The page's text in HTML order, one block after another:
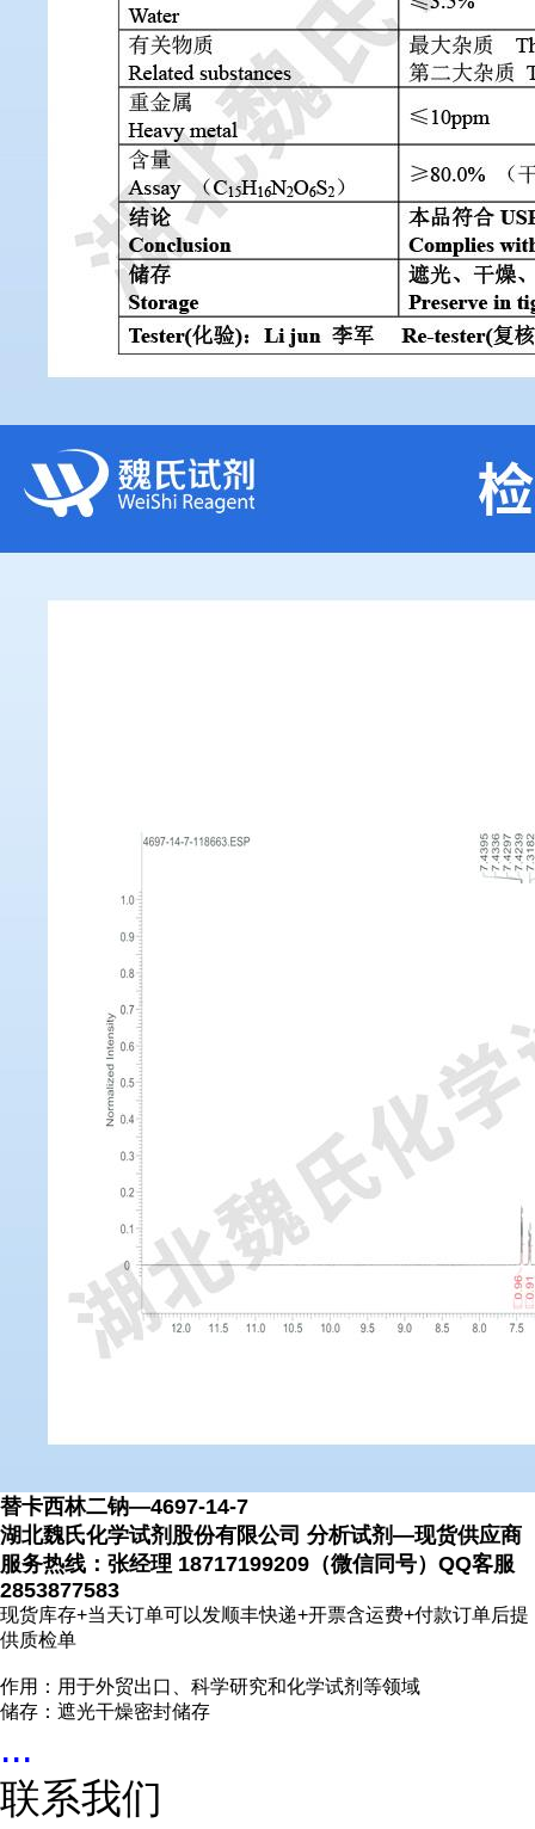
替卡西林二钠—4697-14-7
湖北魏氏化学试剂股份有限公司 分析试剂—现货供应商
服务热线：张经理 18717199209（微信同号）QQ客服
2853877583
现货库存+当天订单可以发顺丰快递+开票含运费+付款订单后提
供质检单
作用：用于外贸出口、科学研究和化学试剂等领域
储存：遮光干燥密封储存
...
联系我们